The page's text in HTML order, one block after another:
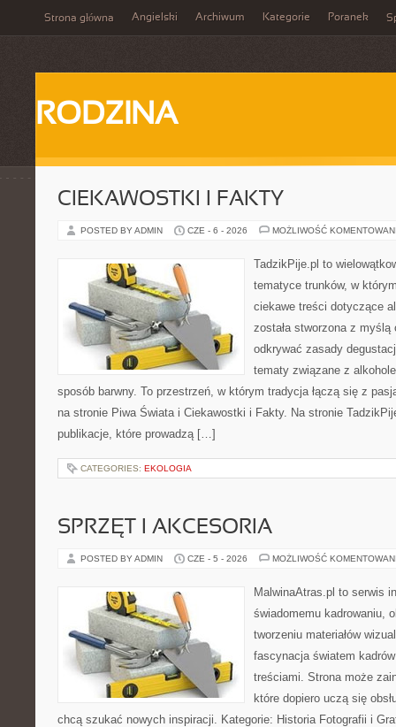
Strona główna Angielski Archiwum Kategorie Poranek
RODZINA
CIEKAWOSTKI I FAKTY
POSTED BY ADMIN CZE - 6 - 2026 MOŻLIWOŚĆ
TadzikPije.pl to
tematyce trunków, w
ciekawe treści dotyczące
została stworzona z
odkrywać zasady
tematy związane z
sposób barwny. To przestrzeń, w którym tradycja łączą się z
na stronie Piwa Świata i Ciekawostki i Fakty. Na stronie
publikacje, które prowadzą […]
CATEGORIES: EKOLOGIA
SPRZĘT I AKCESORIA
POSTED BY ADMIN CZE - 5 - 2026 MOŻLIWOŚĆ
MalwinaAtras.pl to serwis
świadomemu kadrowaniu,
tworzeniu materiałów
fascynacja światem
treściami. Strona może
które dopiero uczą się
chcą szukać nowych inspiracji. Kategorie: Historia Fotografii i